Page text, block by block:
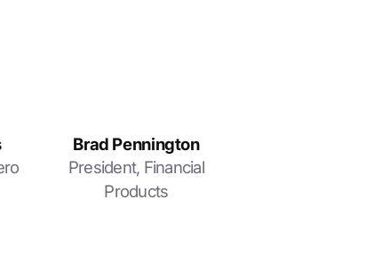
Brad Pennington
President, Financial
Products